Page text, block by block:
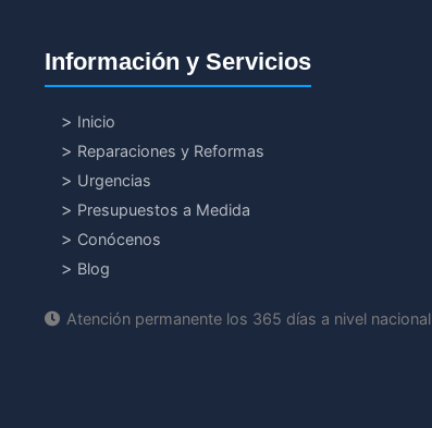
Información y Servicios
Inicio
Reparaciones y Reformas
Urgencias
Presupuestos a Medida
Conócenos
Blog
Atención permanente los 365 días a nivel nacional